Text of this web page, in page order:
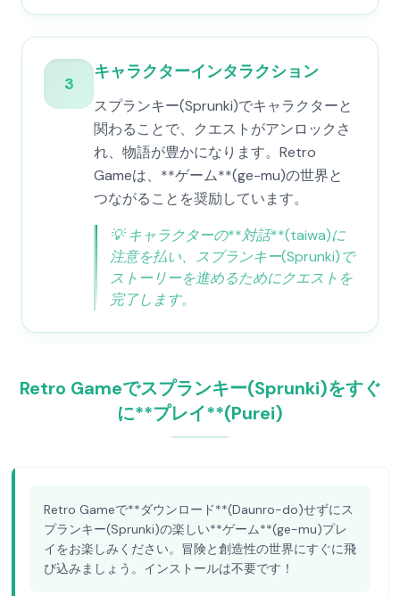
3
キャラクターインタラクション
スプランキー(Sprunki)でキャラクターと
関わることで、クエストがアンロックさ
れ、物語が豊かになります。Retro
Gameは、**ゲーム**(ge-mu)の世界と
つながることを奨励しています。
💡キャラクターの**対話**(taiwa)に
注意を払い、スプランキー(Sprunki)で
ストーリーを進めるためにクエストを
完了します。
Retro Gameでスプランキー(Sprunki)をすぐ
に**プレイ**(Purei)
Retro Gameで**ダウンロード**(Daunro-do)せずにス
プランキー(Sprunki)の楽しい**ゲーム**(ge-mu)プレ
イをお楽しみください。冒険と創造性の世界にすぐに飛
び込みましょう。インストールは不要です！